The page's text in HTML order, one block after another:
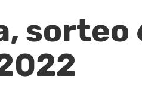
sorteo